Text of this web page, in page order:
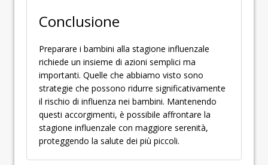
Conclusione
Preparare i bambini alla stagione influenzale
richiede un insieme di azioni semplici ma
importanti. Quelle che abbiamo visto sono
strategie che possono ridurre significativamente
il rischio di influenza nei bambini. Mantenendo
questi accorgimenti, è possibile affrontare la
stagione influenzale con maggiore serenità,
proteggendo la salute dei più piccoli.